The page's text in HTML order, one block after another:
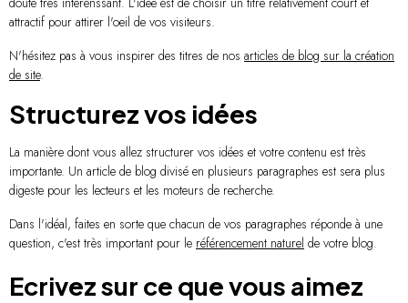
attractif pour attirer l'oeil de vos visiteurs.
N'hésitez pas à vous inspirer des titres de nos articles de blog sur la création
de site.
Structurez vos idées
La manière dont vous allez structurer vos idées et votre contenu est très
importante. Un article de blog divisé en plusieurs paragraphes est sera plus
digeste pour les lecteurs et les moteurs de recherche.
Dans l'idéal, faites en sorte que chacun de vos paragraphes réponde à une
question, c'est très important pour le référencement naturel de votre blog.
Ecrivez sur ce que vous aimez